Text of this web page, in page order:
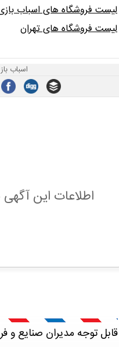
لیست فروشگاه های اسباب
لیست فروشگاه های تهران
اسباب
اطلاعات این
قابل توجه مدیران صنایع و